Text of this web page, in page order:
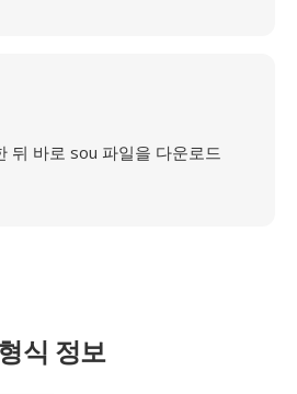
뒤 바로 sou 파일을 다운로드
식 정보